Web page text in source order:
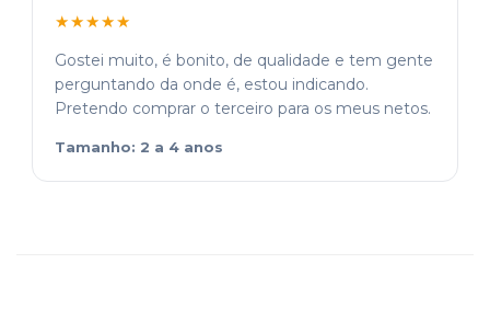
★★★★★
Gostei muito, é bonito, de qualidade e tem gente
perguntando da onde é, estou indicando.
Pretendo comprar o terceiro para os meus netos.
Tamanho: 2 a 4 anos